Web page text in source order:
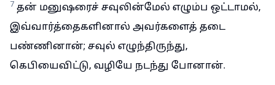
7 தன் மனுஷரைச் சவுலின்மேல் எழும்ப ஒட்டாமல்,
இவ்வார்த்தைகளினால் அவர்களைத் தடை
பண்ணினான்; சவுல் எழுந்திருந்து,
கெபியைவிட்டு, வழியே நடந்து போனான்.